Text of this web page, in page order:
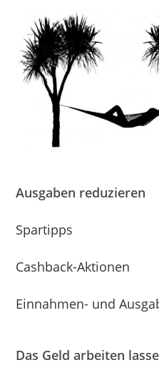
Ausgaben reduzieren
Spartipps
Cashback-Aktionen
Einnahmen- und
Das Geld arbeiten